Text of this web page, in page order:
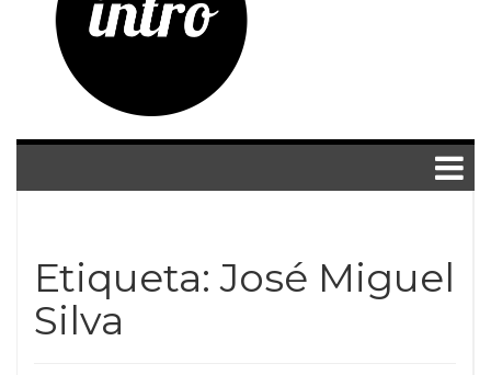
Etiqueta:José Miguel
Silva